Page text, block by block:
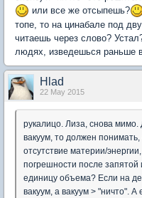
или все же отсыпешь?
топе, то на цинабале под
читаешь через слово?
людях, изведешься раньше
Hlad
22 May 2015
рукалицо. Лиза, снова
вакуум, то должен
отсутствие материи/
погрешности после
единицу объема? Если на
вакуум, а вакуум > "ничто".